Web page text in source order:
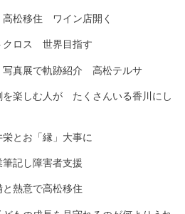
松移住 ワイン店開く
ロス 世界目指す
展で軌跡紹介 高松テルサ
しむ人が たくさんいる香川にし
お「縁」大事に
記し障害者支援
熱意で高松移住